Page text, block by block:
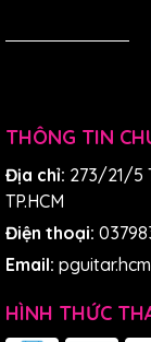
THÔNG TIN
Địa chỉ: 273/21/5
TP.HCM
Điện thoại:
Email:
HÌNH THỨC